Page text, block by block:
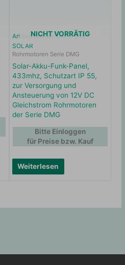
NICHT VORRÄTIG
Artikelnummer: DMG-Z10-
SOLAR
Rohrmotoren Serie DMG
Solar-Akku-Funk-Panel,
433mhz, Schutzart IP 55,
zur Versorgung und
Ansteuerung von 12V DC
Gleichstrom Rohrmotoren
der Serie DMG
Weiterlesen
Bitte Einloggen
für Preise bzw. Kauf